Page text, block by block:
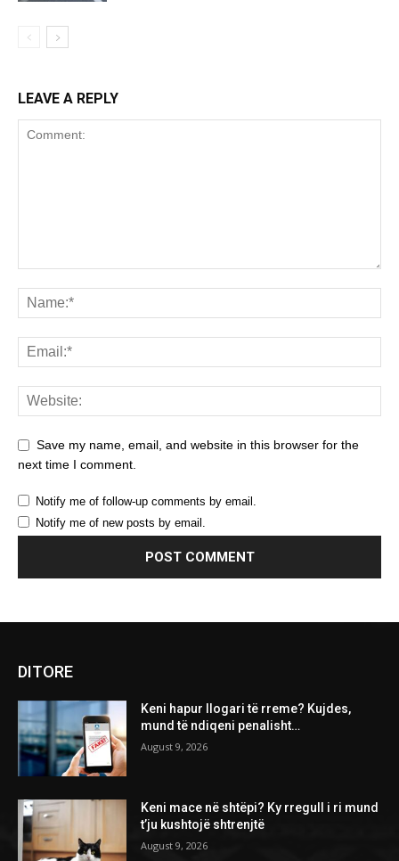
LEAVE A REPLY
Save my name, email, and website in this browser for the
next time I comment.
Notify me of follow-up comments by email.
Notify me of new posts by email.
DITORE
Keni hapur llogari të rreme? Kujdes,
mund të ndiqeni penalisht…
August 9, 2026
Keni mace në shtëpi? Ky rregull i ri mund
t’ju kushtojë shtrenjtë
August 9, 2026